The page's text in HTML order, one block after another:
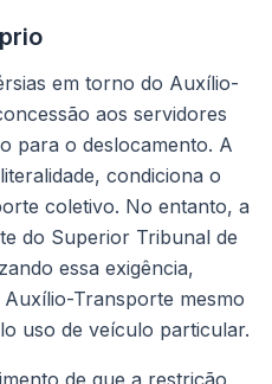
em torno do Auxílio-
aos servidores
para o deslocamento. A
condiciona o
coletivo. No entanto, a
do Superior Tribunal de
essa exigência,
Transporte mesmo
uso de veículo particular.